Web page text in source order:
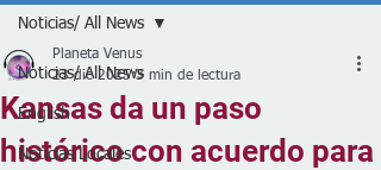
Noticias/ All News
English
Noticias Locales
Noticias/ All News
Kansas da un paso
histórico con acuerdo para
Planeta Venus
23 dic 2025 3 min de lectura